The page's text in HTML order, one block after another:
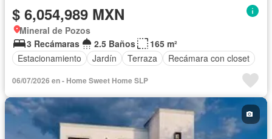
$ 6,054,989 MXN
Mineral de Pozos
3 Recámaras
2.5 Baños
165 m²
Estacionamiento
Jardín Terraza Recámara con closet
06/07/2026 en - Home Sweet Home SLP